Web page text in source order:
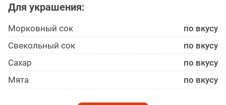
Для украшения:
Морковный сок
по вкусу
Свекольный сок
по вкусу
Сахар
по вкусу
Мята
по вкусу